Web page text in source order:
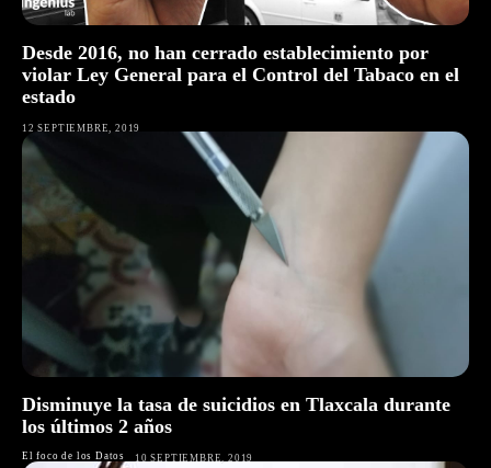
Desde 2016, no han cerrado establecimiento por
violar Ley General para el Control del Tabaco en el
estado
12 SEPTIEMBRE, 2019
Disminuye la tasa de suicidios en Tlaxcala durante
los últimos 2 años
El foco de los Datos 10 SEPTIEMBRE, 2019